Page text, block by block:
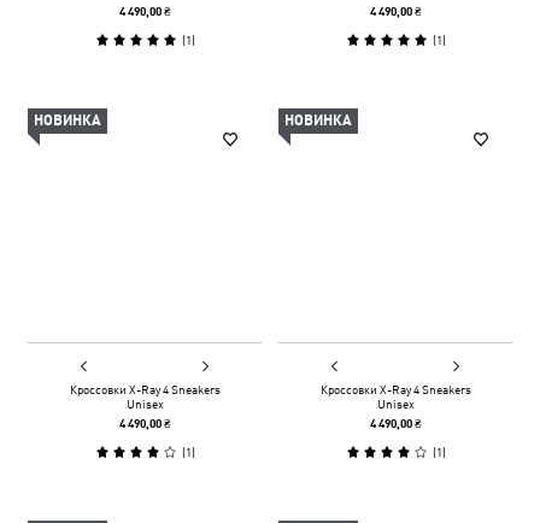
4 490,00 ₴
(1)
4 490,00 ₴
(1)
НОВИНКА
Кроссовки X-Ray 4 Sneakers
Unisex
4 490,00 ₴
(1)
НОВИНКА
Кроссовки X-Ray 4 Sneakers
Unisex
4 490,00 ₴
(1)